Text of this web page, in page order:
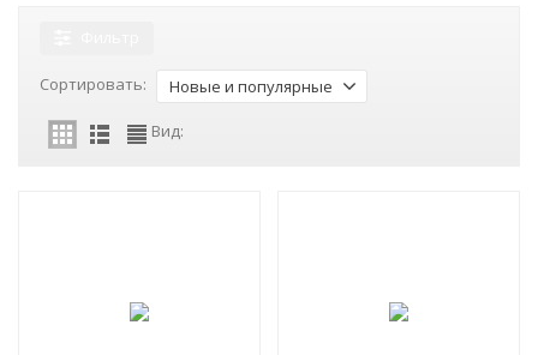
Сортировать: Новые и популярные
Вид: